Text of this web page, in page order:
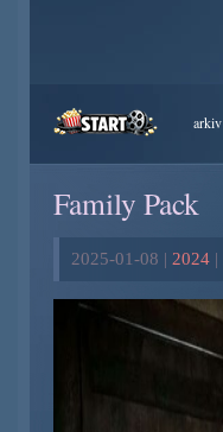
arkiv
Family Pack
2025-01-08 | 2024 |